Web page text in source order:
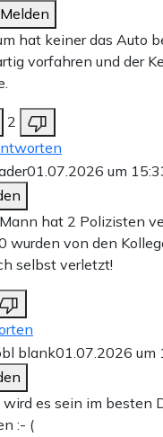
Melden
hat keiner das Auto
vorfahren und der
2
01.07.2026 um
hat 2 Polizisten
wurden von den
selbst verletzt!
blank01.07.2026 um
wird es sein im besten
:- (